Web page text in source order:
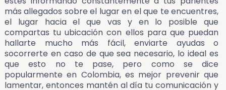
más allegados sobre el lugar en el que te encuentres,
el lugar hacia el que vas y en lo posible que
compartas tu ubicación con ellos para que puedan
hallarte mucho más fácil, enviarte ayudas o
socorrerte en caso de que sea necesario, lo ideal es
que esto no te pase, pero como se dice
popularmente en Colombia, es mejor prevenir que
lamentar, entonces mantén al día tu comunicación y